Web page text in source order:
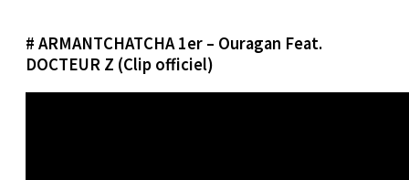
# ARMANTCHATCHA 1er – Ouragan Feat.
DOCTEUR Z (Clip officiel)